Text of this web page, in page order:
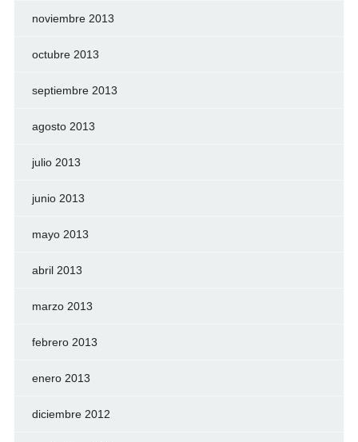
noviembre 2013
octubre 2013
septiembre 2013
agosto 2013
julio 2013
junio 2013
mayo 2013
abril 2013
marzo 2013
febrero 2013
enero 2013
diciembre 2012